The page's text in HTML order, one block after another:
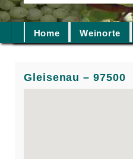
Home Weinorte
Gleisenau – 97500